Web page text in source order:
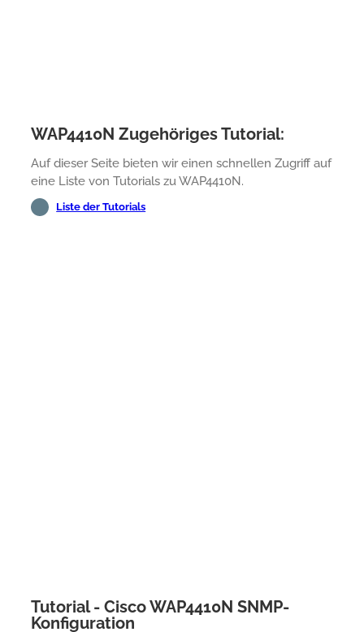
WAP4410N Zugehöriges Tutorial:
Auf dieser Seite bieten wir einen schnellen Zugriff auf
eine Liste von Tutorials zu WAP4410N.
Liste der Tutorials
Tutorial - Cisco WAP4410N SNMP-
Konfiguration